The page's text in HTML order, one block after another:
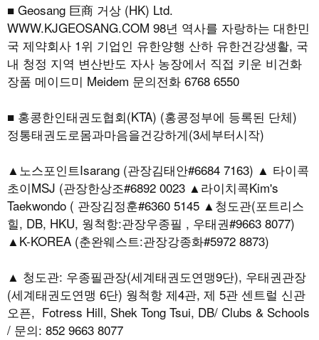
■ Geosang 巨商 거상 (HK) Ltd.
WWW.KJGEOSANG.COM 98년 역사를 자랑하는 대한민
국 제약회사 1위 기업인 유한양행 산하 유한건강생활, 국
내 청정 지역 변산반도 자사 농장에서 직접 키운 비건화
장품 메이드미 Meidem 문의전화 6768 6550
■ 홍콩한인태권도협회(KTA) (홍콩정부에 등록된 단체)
정통태권도로몸과마음을건강하게(3세부터시작)
▲노스포인트Isarang (관장김태안#6684 7163) ▲ 타이콕
초이MSJ (관장한상조#6892 0023 ▲라이치콕Kim's
Taekwondo ( 관장김정훈#6360 5145 ▲청도관(포트리스
힐, DB, HKU, 웡척항:관장우종필 , 우태권#9663 8077)
▲K-KOREA (춘완웨스트:관장강종화#5972 8873)
▲ 청도관: 우종필관장(세계태권도연맹9단), 우태권관장
(세계태권도연맹 6단) 웡척항 제4관, 제 5관 센트럴 신관
오픈, Fotress Hill, Shek Tong Tsui, DB/ Clubs & Schools
/ 문의: 852 9663 8077